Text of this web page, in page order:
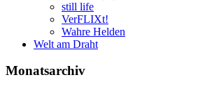
still life
VerFLIXt!
Wahre Helden
Welt am Draht
Monatsarchiv